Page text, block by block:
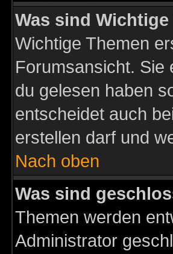
Was sind Wichtige
Wichtige Themen
Forumsansicht. Sie
du gelesen haben
entscheidet auch
erstellen darf und
Nach oben
Was sind
Themen werden
Administrator